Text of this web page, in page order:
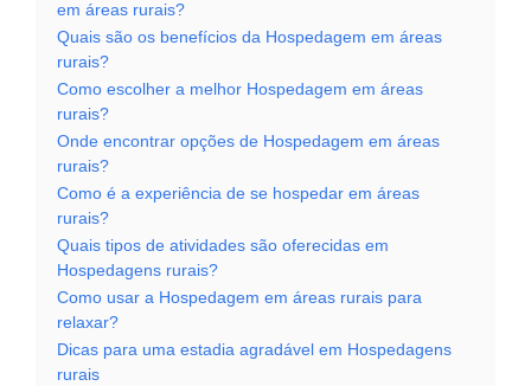
em áreas rurais?
Quais são os benefícios da Hospedagem em áreas
rurais?
Como escolher a melhor Hospedagem em áreas
rurais?
Onde encontrar opções de Hospedagem em áreas
rurais?
Como é a experiência de se hospedar em áreas
rurais?
Quais tipos de atividades são oferecidas em
Hospedagens rurais?
Como usar a Hospedagem em áreas rurais para
relaxar?
Dicas para uma estadia agradável em Hospedagens
rurais